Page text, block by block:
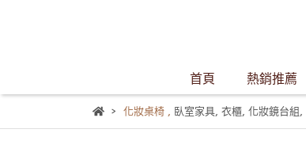
首頁 熱銷推薦
化妝桌椅, 臥室家具, 衣櫃, 化妝鏡台組 ,